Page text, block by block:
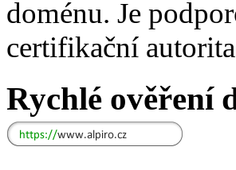
doménu. Je
certifikační
Rychlé ověření